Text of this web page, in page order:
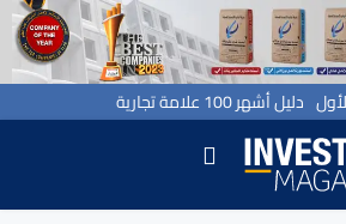
دليل أشهر 100 علامة تجارية